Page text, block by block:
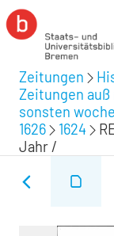
Zeitungen
Zeitungen
sonsten
1626
1624
Jahr /